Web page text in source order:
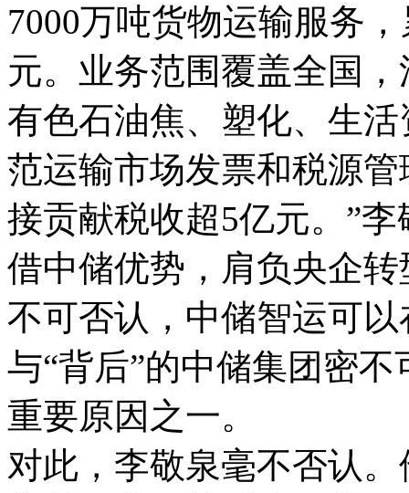
7000万吨货物运输服务
元。业务范围覆盖全国
有色石油焦、塑化、生
范运输市场发票和税源
接贡献税收超5亿元。”
借中储优势，肩负央企
不可否认，中储智运可
与“背后”的中储集团密
重要原因之一。
对此，李敬泉毫不否认